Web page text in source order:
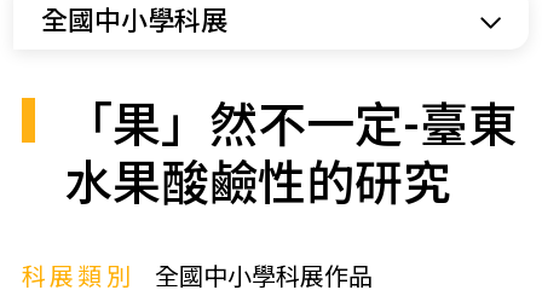
全國中小學科展
「果」然不一定-臺東
水果酸鹼性的研究
科展類別
全國中小學科展作品